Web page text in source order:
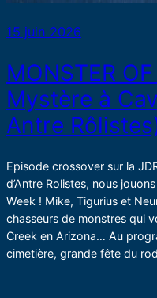
15 juin 2026
MONSTER
Mystère à
Antre
Episode crossover sur la
d’Antre Rolistes, nous
Week ! Mike, Tigurius et
chasseurs de monstres qui
Creek en Arizona… Au
cimetière, grande fête du